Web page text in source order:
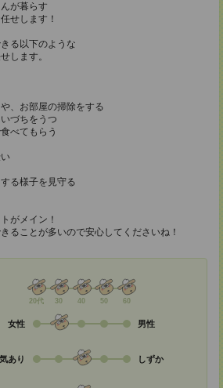
が暮らす
せします！
る以下のような
します。
、お部屋の掃除をする
づちをうつ
べてもらう
る様子を見守る
がメイン！
ることが多いので安心してくださいね！
20代 30 40 50 60
女性 男性
あり しずか